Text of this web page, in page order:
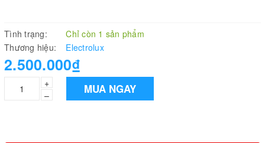
Tình trạng:
Chỉ còn 1 sản phẩm
Thương hiệu:
Electrolux
2.500.000₫
+
–
MUA NGAY